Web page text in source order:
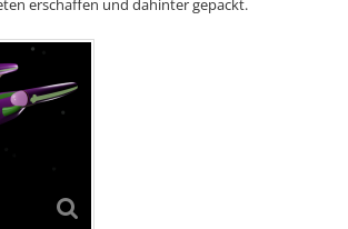
erschaffen und dahinter gepackt.